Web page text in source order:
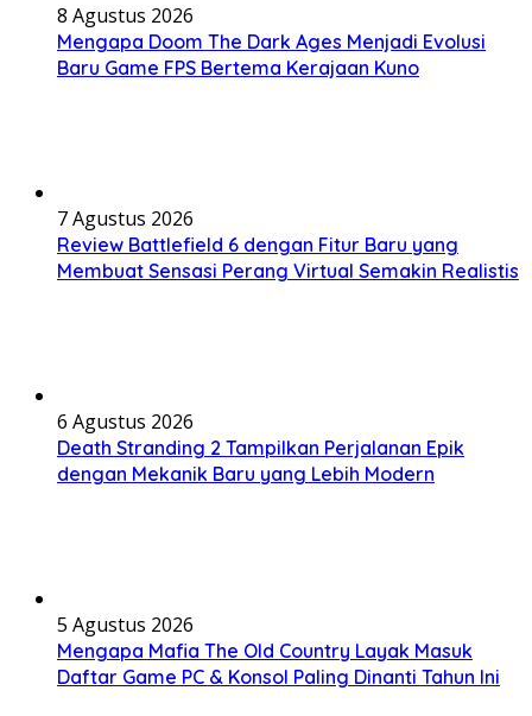
8 Agustus 2026
Mengapa Doom The Dark Ages Menjadi Evolusi
Baru Game FPS Bertema Kerajaan Kuno
7 Agustus 2026
Review Battlefield 6 dengan Fitur Baru yang
Membuat Sensasi Perang Virtual Semakin Realistis
6 Agustus 2026
Death Stranding 2 Tampilkan Perjalanan Epik
dengan Mekanik Baru yang Lebih Modern
5 Agustus 2026
Mengapa Mafia The Old Country Layak Masuk
Daftar Game PC & Konsol Paling Dinanti Tahun Ini